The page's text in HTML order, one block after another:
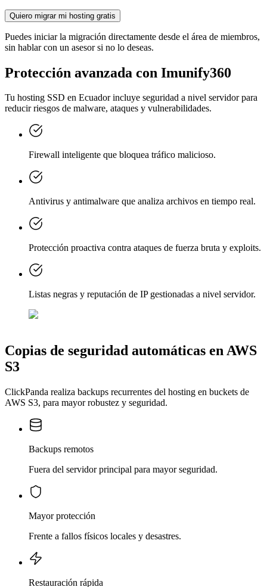
Quiero migrar mi hosting gratis
Puedes iniciar la migración directamente desde el área de miembros,
sin hablar con un asesor si no lo deseas.
Protección avanzada con Imunify360
Tu hosting SSD en Ecuador incluye seguridad a nivel servidor para
reducir riesgos de malware, ataques y vulnerabilidades.
Firewall inteligente que bloquea tráfico malicioso.
Antivirus y antimalware que analiza archivos en tiempo real.
Protección proactiva contra ataques de fuerza bruta y exploits.
Listas negras y reputación de IP gestionadas a nivel servidor.
Copias de seguridad automáticas en AWS
S3
ClickPanda realiza backups recurrentes del hosting en buckets de
AWS S3, para mayor robustez y seguridad.
Backups remotos
Fuera del servidor principal para mayor seguridad.
Mayor protección
Frente a fallos físicos locales y desastres.
Restauración rápida